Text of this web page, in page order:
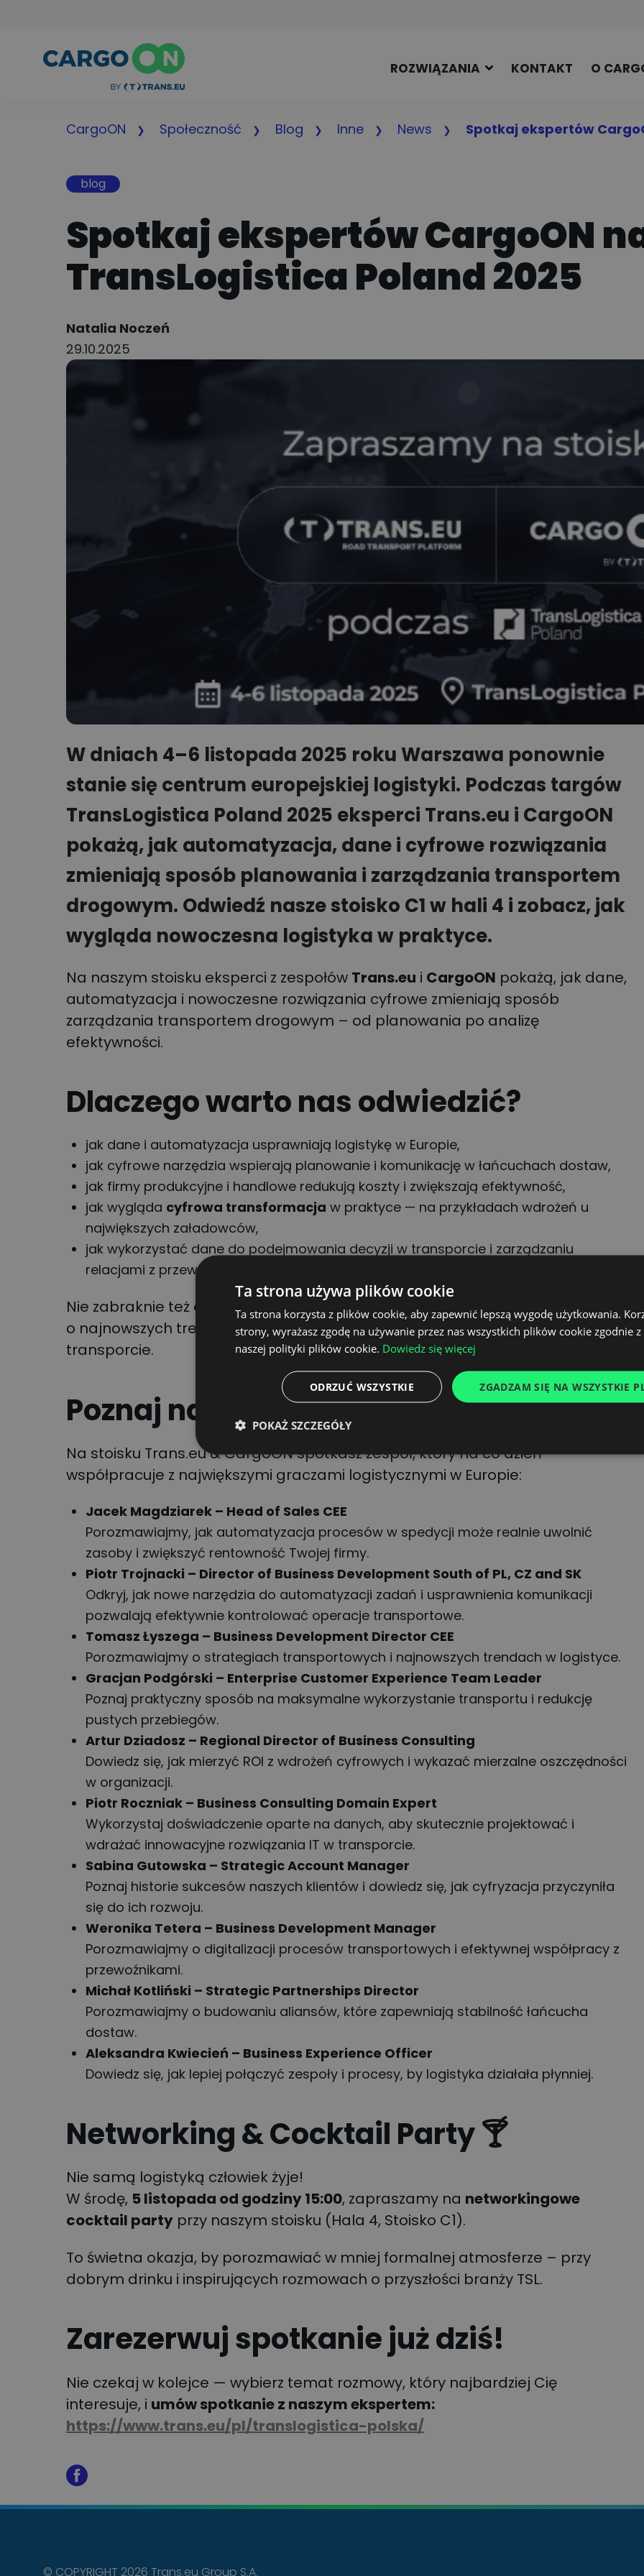
ROZWIĄZANIA KONTAKT O
CargoON Społeczność Blog Inne News Spotkaj ekspertów
blog
Spotkaj ekspertów CargoON
TransLogistica Poland 2025
Author:
Natalia Noczeń
29.10.2025
W dniach 4–6 listopada 2025 roku Warszawa ponownie
stanie się centrum europejskiej logistyki. Podczas targów
TransLogistica Poland 2025 eksperci Trans.eu i CargoON
pokażą, jak automatyzacja, dane i cyfrowe rozwiązania
zmieniają sposób planowania i zarządzania transportem
drogowym. Odwiedź nasze stoisko C1 w hali 4 i zobacz, jak
wygląda nowoczesna logistyka w praktyce.
Na naszym stoisku eksperci z zespołów Trans.eu i CargoON pokażą, jak dane,
automatyzacja i nowoczesne rozwiązania cyfrowe zmieniają sposób
zarządzania transportem drogowym – od planowania po analizę
efektywności.
Dlaczego warto nas odwiedzić?
jak dane i automatyzacja usprawniają logistykę w Europie,
jak cyfrowe narzędzia wspierają planowanie i komunikację w łańcuchach dostaw,
jak firmy produkcyjne i handlowe redukują koszty i zwiększają efektywność,
jak wygląda cyfrowa transformacja w praktyce — na przykładach wdrożeń u
największych załadowców,
jak wykorzystać dane do podejmowania decyzji w transporcie i zarządzaniu
relacjami z przewoźnikami.
Nie zabraknie też okazji do spotkańspeed dating
z ekspertami oraz rozmów
o najnowszych trendach w TMS, automatyzacji i analizie danych w
transporcie.
Poznaj naszych ekspertów
Na stoisku Trans.eu & CargoON spotkasz zespół, który na co dzień
współpracuje z największymi graczami logistycznymi w Europie:
Jacek Magdziarek – Head of Sales CEE
Porozmawiajmy, jak automatyzacja procesów w spedycji może realnie uwolnić
zasoby i zwiększyć rentowność Twojej firmy.
Piotr Trojnacki – Director of Business Development South of PL, CZ and SK
Odkryj, jak nowe narzędzia do automatyzacji zadań i usprawnienia komunikacji
pozwalają efektywnie kontrolować operacje transportowe.
Tomasz Łyszega – Business Development Director CEE
Porozmawiajmy o strategiach transportowych i najnowszych trendach w logistyce.
Gracjan Podgórski – Enterprise Customer Experience Team Leader
Poznaj praktyczny sposób na maksymalne wykorzystanie transportu i redukcję
pustych przebiegów.
Artur Dziadosz – Regional Director of Business Consulting
Dowiedz się, jak mierzyć ROI z wdrożeń cyfrowych i wykazać mierzalne oszczędności
w organizacji.
Piotr Roczniak – Business Consulting Domain Expert
Wykorzystaj doświadczenie oparte na danych, aby skutecznie projektować i
wdrażać innowacyjne rozwiązania IT w transporcie.
Sabina Gutowska – Strategic Account Manager
Poznaj historie sukcesów naszych klientów i dowiedz się, jak cyfryzacja przyczyniła
się do ich rozwoju.
Weronika Tetera – Business Development Manager
Porozmawiajmy o digitalizacji procesów transportowych i efektywnej współpracy z
przewoźnikami.
Michał Kotliński – Strategic Partnerships Director
Porozmawiajmy o budowaniu aliansów, które zapewniają stabilność łańcucha
dostaw.
Aleksandra Kwiecień – Business Experience Officer
Dowiedz się, jak lepiej połączyć zespoły i procesy, by logistyka działała płynniej.
Networking & Cocktail Party 🍸
Nie samą logistyką człowiek żyje!
W środę, 5 listopada od godziny 15:00, zapraszamy na networkingowe
cocktail party przy naszym stoisku (Hala 4, Stoisko C1).
To świetna okazja, by porozmawiać w mniej formalnej atmosferze – przy
dobrym drinku i inspirujących rozmowach o przyszłości branży TSL.
Zarezerwuj spotkanie już dziś!
Nie czekaj w kolejce — wybierz temat rozmowy, który najbardziej Cię
interesuje, i umów spotkanie z naszym ekspertem:
https://www.trans.eu/pl/translogistica-polska/
© COPYRIGHT 2026 Trans.eu Group S.A.
Ta strona używa plików cookie
Ta strona korzysta z plików cookie, aby zapewnić lepszą wygodę użytkowania.
strony, wyrażasz zgodę na używanie przez nas wszystkich plików cookie zgodnie
naszej polityki plików cookie. Dowiedz się więcej
ZGADZAM SIĘ NA WSZYSTKIE
ODRZUĆ WSZYSTKIE
POKAŻ SZCZEGÓŁY